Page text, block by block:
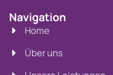
Navigation
Home
Über uns